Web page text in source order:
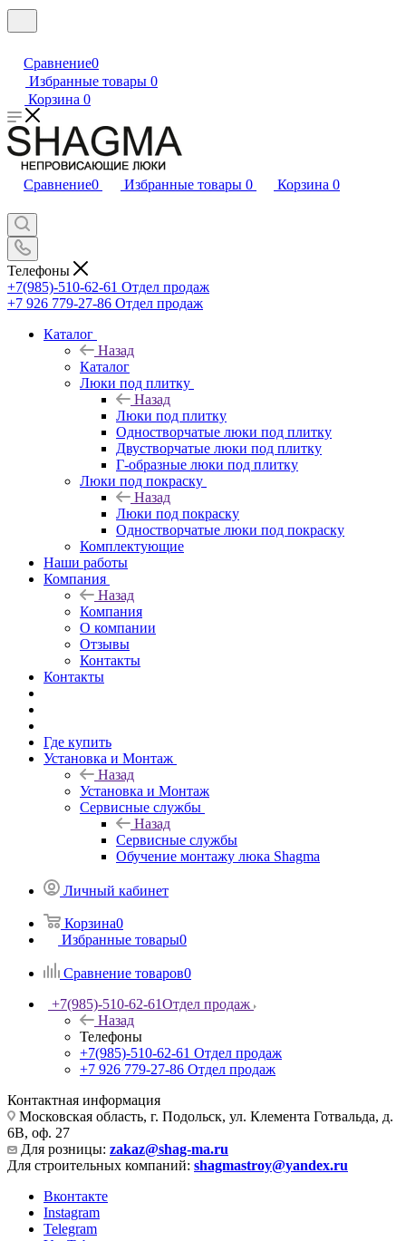
Сравнение0
Избранные товары 0
Корзина 0
Сравнение0 Избранные товары 0 Корзина 0
Телефоны
+7(985)-510-62-61 Отдел продаж
‪+7 926 779-27-86‬ Отдел продаж
Каталог
Назад
Каталог
Люки под плитку
Назад
Люки под плитку
Одностворчатые люки под плитку
Двустворчатые люки под плитку
Г-образные люки под плитку
Люки под покраску
Назад
Люки под покраску
Одностворчатые люки под покраску
Комплектующие
Наши работы
Компания
Назад
Компания
О компании
Отзывы
Контакты
Контакты
Где купить
Установка и Монтаж
Назад
Установка и Монтаж
Сервисные службы
Назад
Сервисные службы
Обучение монтажу люка Shagma
Личный кабинет
Корзина0
Избранные товары0
Сравнение товаров0
+7(985)-510-62-61Отдел продаж
Назад
Телефоны
+7(985)-510-62-61 Отдел продаж
‪+7 926 779-27-86‬ Отдел продаж
Контактная информация
Московская область, г. Подольск, ул. Клемента Готвальда, д.
6В, оф. 27
Для розницы: zakaz@shag-ma.ru
Для строительных компаний: shagmastroy@yandex.ru
Вконтакте
Instagram
Telegram